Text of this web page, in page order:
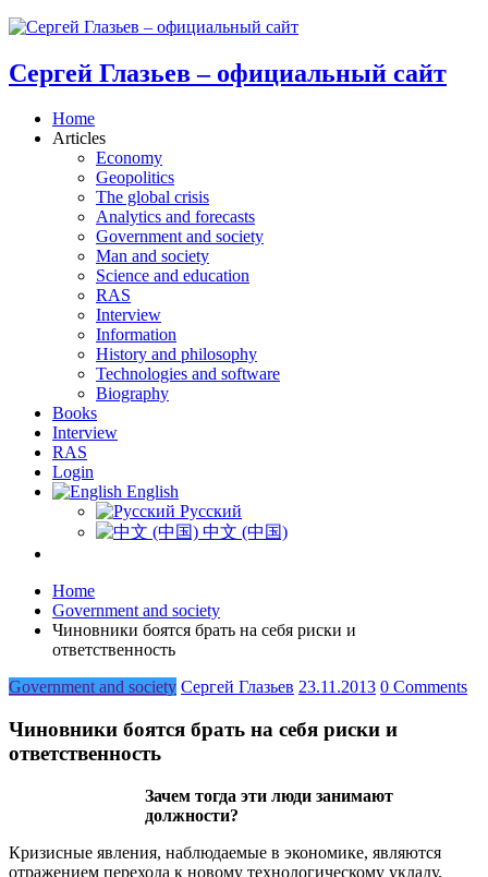
Сергей Глазьев – официальный сайт
Home
Articles
Economy
Geopolitics
The global crisis
Analytics and forecasts
Government and society
Man and society
Science and education
RAS
Interview
Information
History and philosophy
Technologies and software
Biography
Books
Interview
RAS
Login
English
Русский
中文 (中国)
Home
Government and society
Чиновники боятся брать на себя риски и
ответственность
Government and society Сергей Глазьев 23.11.2013 0 Comments
Чиновники боятся брать на себя риски и
ответственность
Зачем тогда эти люди занимают
должности?
Кризисные явления, наблюдаемые в экономике, являются
отражением перехода к новому технологическому укладу.